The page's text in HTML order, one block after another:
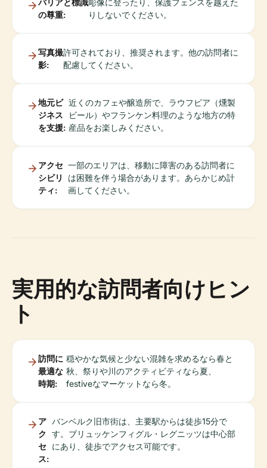
の尊重:
りしないでください。
写真撮
影:
許可されており、推奨されます。他の訪問者に
配慮してください。
地元ビ
ジネス
を支援:
近くのカフェや醸造所で、ラウフビア（燻製
ビール）やフランケン料理のような地方の特
産品をお楽しみください。
アクセ
シビリ
ティ:
一部のエリアは、移動に障害のある訪問者に
は困難を伴う場合があります。あらかじめ計
画してください。
実用的な訪問者向けヒン
ト
訪問に
最適な
時期:
穏やかな気候と少ない混雑を求めるなら春と
秋、祭りや川のアクティビティなら夏、
festiveなマーケットなら冬。
ア
ク
セ
ス:
バンベルク旧市街は、主要駅からは徒歩15分で
す。ブリュッケンフィグル・レグニッツは中心部
にあり、徒歩でアクセス可能です。